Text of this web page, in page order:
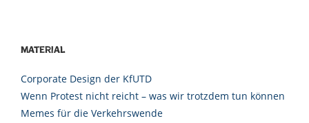
Material
Corporate Design der KfUTD
Wenn Protest nicht reicht – was wir trotzdem tun können
Memes für die Verkehrswende